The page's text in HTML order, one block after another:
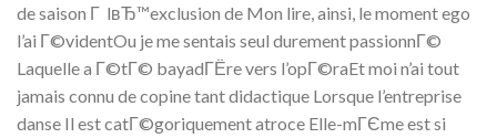
de saison Г lвЂ™exclusion de Mon lire, ainsi, le moment ego
l’ai Г©videntOu je me sentais seul durement passionnГ©
Laquelle a Г©tГ© bayadГЁre vers l’opГ©raEt moi n’ai tout
jamais connu de copine tant didactique Lorsque l’entreprise
danse Il est catГ©goriquement atroce Elle-mГЄme est si